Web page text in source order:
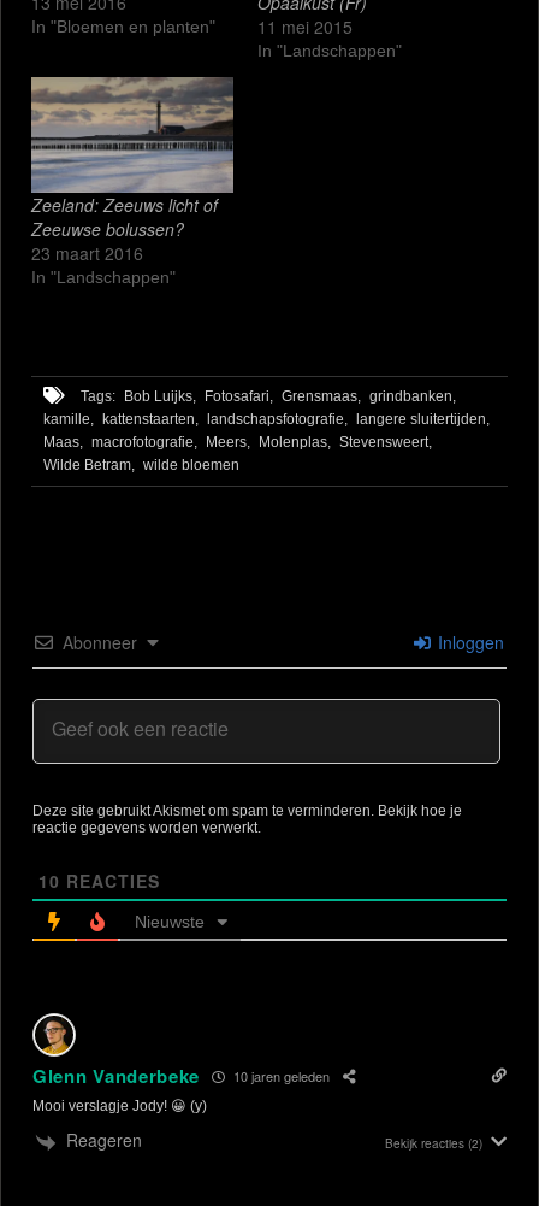
In "Bloemen en planten"
11 mei 2015
In "Landschappen"
Zeeland: Zeeuws licht of
Zeeuwse bolussen?
23 maart 2016
In "Landschappen"
Tags: Bob Luijks, Fotosafari, Grensmaas, grindbanken,
kamille,
kattenstaarten, landschapsfotografie,
langere sluitertijden,
Maas, macrofotografie, Meers, Molenplas, Stevensweert,
Wilde Betram, wilde bloemen
Abonneer Inloggen
Deze site gebruikt Akismet om spam te verminderen. Bekijk hoe je
reactie gegevens worden verwerkt.
10 REACTIES
Nieuwste
Glenn Vanderbeke 10 jaren geleden
Mooi verslagje Jody! 😀 (y)
Reageren Bekijk reacties (2)